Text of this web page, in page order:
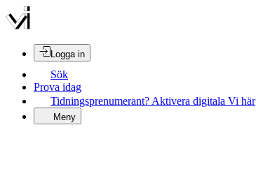
Logga in
Sök
Prova idag
Tidningsprenumerant? Aktivera digitala Vi här
Meny